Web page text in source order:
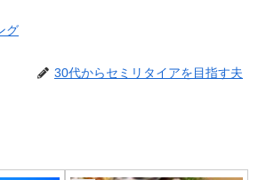
グ
30代からセミリタイアを目指す夫